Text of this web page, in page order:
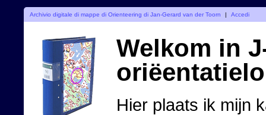
Archivio digitale di mappe di Orienteering di Jan-Gerard van der Toorn | Accedi
Welkom in
Hier plaats ik mijn